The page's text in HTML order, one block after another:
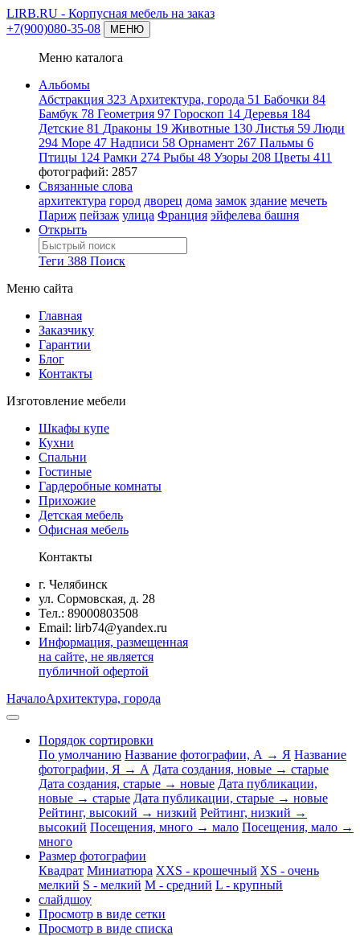
LIRB.RU - Корпусная мебель на заказ
+7(900)080-35-08
МЕНЮ
Меню каталога
Альбомы
Абстракция 323 Архитектура, города 51 Бабочки 84
Бамбук 78 Геометрия 97 Гороскоп 14 Деревья 184
Детские 81 Драконы 19 Животные 130 Листья 59 Люди
294 Море 47 Надписи 58 Орнамент 267 Пальмы 6
Птицы 124 Рамки 274 Рыбы 48 Узоры 208 Цветы 411
фотографий: 2857
Связанные слова
архитектура город дворец дома замок здание мечеть
Париж пейзаж улица Франция эйфелева башня
Открыть
Теги 388 Поиск
Меню сайта
Главная
Заказчику
Гарантии
Блог
Контакты
Изготовление мебели
Шкафы купе
Кухни
Спальни
Гостиные
Гардеробные комнаты
Прихожие
Детская мебель
Офисная мебель
Контакты
г. Челябинск
ул. Сормовская, д. 28
Тел.: 89000803508
Email: lirb74@yandex.ru
Информация, размещенная
на сайте, не является
публичной офертой
НачалоАрхитектура, города
Порядок сортировки
По умолчанию Название фотографии, А → Я Название
фотографии, Я → А Дата создания, новые → старые
Дата создания, старые → новые Дата публикации,
новые → старые Дата публикации, старые → новые
Рейтинг, высокий → низкий Рейтинг, низкий →
высокий Посещения, много → мало Посещения, мало →
много
Размер фотографии
Квадрат Миниатюра XXS - крошечный XS - очень
мелкий S - мелкий M - средний L - крупный
слайдшоу
Просмотр в виде сетки
Просмотр в виде списка